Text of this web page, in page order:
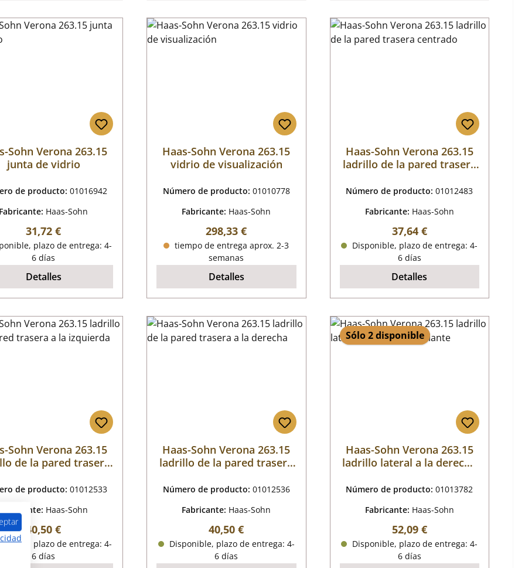
Sohn Verona 263.15
junta de vidrio
de producto: 01016942
Fabricante: Haas-Sohn
Precio normal:
31,72 €
plazo de entrega: 4-
6 días
Detalles
Haas-Sohn Verona 263.15
vidrio de visualización
Número de producto: 01010778
Fabricante: Haas-Sohn
Precio normal:
298,33 €
tiempo de entrega aprox. 2-3
semanas
Detalles
Haas-Sohn Verona 263.15
ladrillo de la pared trasera
Número de producto:01012483
Fabricante: Haas-Sohn
Precio normal:
37,64 €
Disponible, plazo de entrega: 4-
6 días
Detalles
Sohn Verona 263.15
de la pared trasera
de producto: 01012533
Fabricante: Haas-Sohn
Precio normal:
40,50 €
plazo de entrega: 4-
6 días
Haas-Sohn Verona 263.15
ladrillo de la pared trasera
Número de producto: 01012536
Fabricante: Haas-Sohn
Precio normal:
40,50 €
Disponible, plazo de entrega: 4-
6 días
Sólo 2 disponible
Haas-Sohn Verona 263.15
ladrillo lateral a la derecha
Número de producto:01013782
Fabricante: Haas-Sohn
Precio normal:
52,09 €
Disponible, plazo de entrega: 4-
6 días